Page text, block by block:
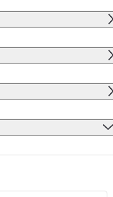
PÁ SO NE